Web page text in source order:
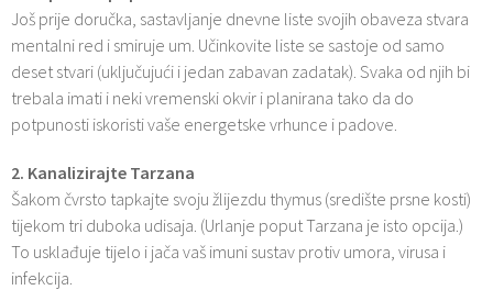
Još prije doručka, sastavljanje dnevne liste svojih obaveza stvara
mentalni red i smiruje um. Učinkovite liste se sastoje od samo
deset stvari (uključujući i jedan zabavan zadatak). Svaka od njih bi
trebala imati i neki vremenski okvir i planirana tako da do
potpunosti iskoristi vaše energetske vrhunce i padove.
2. Kanalizirajte Tarzana
Šakom čvrsto tapkajte svoju žlijezdu thymus (središte prsne kosti)
tijekom tri duboka udisaja. (Urlanje poput Tarzana je isto opcija.)
To usklađuje tijelo i jača vaš imuni sustav protiv umora, virusa i
infekcija.